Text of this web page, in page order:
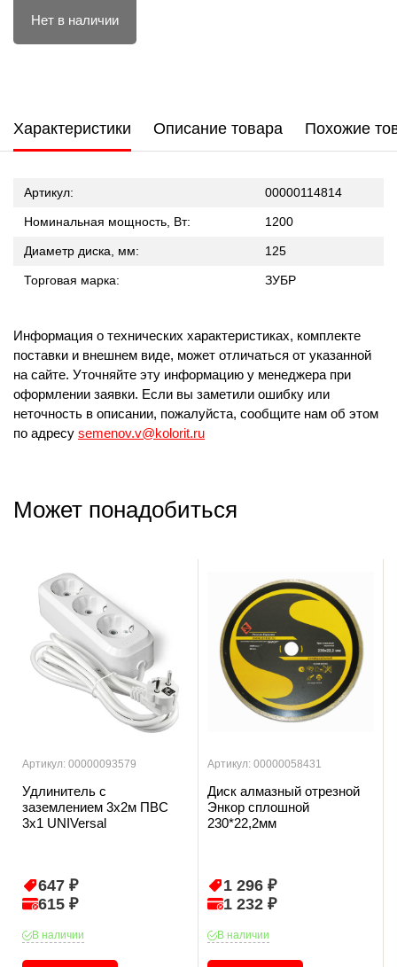
Нет в наличии
Характеристики Описание товара Похожие
Артикул: 00000114814
Номинальная мощность, Вт: 1200
Диаметр диска, мм: 125
Торговая марка: ЗУБР
Информация о технических характеристиках, комплекте
поставки и внешнем виде, может отличаться от указанной
на сайте. Уточняйте эту информацию у менеджера при
оформлении заявки. Если вы заметили ошибку или
неточность в описании, пожалуйста, сообщите нам об этом
по адресу semenov.v@kolorit.ru
Может понадобиться
Артикул: 00000093579
Удлинитель с
заземлением 3х2м ПВС
3х1 UNIVersal
647 ₽
615 ₽
В наличии
Артикул: 00000058431
Диск алмазный отрезной
Энкор сплошной
230*22,2мм
1 296 ₽
1 232 ₽
В наличии